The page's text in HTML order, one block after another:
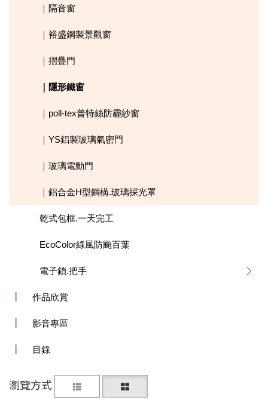
｜隔音窗
｜裕盛鋼製景觀窗
｜摺疊門
｜隱形鐵窗
｜poll-tex普特絲防霾紗窗
｜YS鋁製玻璃氣密門
｜玻璃電動門
｜鋁合金H型鋼構.玻璃採光罩
乾式包框.一天完工
EcoColor綠風防颱百葉
電子鎖.把手
作品欣賞
影音專區
目錄
瀏覽方式